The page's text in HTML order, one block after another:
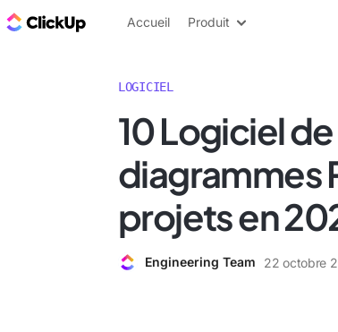
ClickUp Blog
Accueil Produit
LOGICIEL
10 Logiciel
diagrammes
projets en
Engineering Team 22 octobre